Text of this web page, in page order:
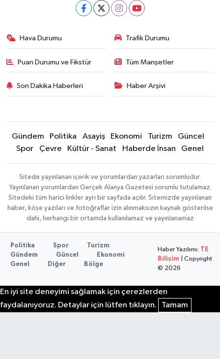
Hava Durumu Trafik Durumu
Puan Durumu ve Fikstür Tüm Manşetler
Son Dakika Haberleri Haber Arşivi
Gündem Politika Asayiş Ekonomi Turizm
Güncel
Spor
Çevre Kültür - Sanat Haberde İnsan Genel
Sitede yayınlanan içerik ve yorumlardan yazarları sorumludur.
Yayınlanan yorumlardan Gerçek Alanya Gazetesi sorumlu tutulamaz.
Sitedeki tüm harici linkler ayrı bir sayfada açılır. Sitemizde yayınlanan
haber, köşe yazıları ve fotoğraflar izin alınmaksızın kaynak gösterilse
dahi, herhangi bir ortamda kullanılamaz ve yayınlanamaz
Politika Spor
Turizm
Gündem
Güncel
Ekonomi
Genel
Diğer Bölge
Haber Yazılımı:
TE
Bilişim | Copyright
© 2026
En iyi site deneyimi sağlamak için çerezlerden
faydalanıyoruz. Detaylar için lütfen tıklayın.
Tamam